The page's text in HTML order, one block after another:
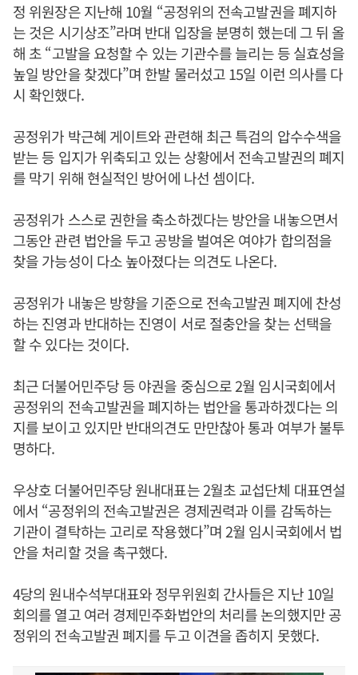
정 위원장은 지난해 10월 “공정위의 전속고발권을 폐지하
는 것은 시기상조”라며 반대 입장을 분명히 했는데 그 뒤 올
해 초 “고발을 요청할 수 있는 기관수를 늘리는 등 실효성을
높일 방안을 찾겠다”며 한발 물러섰고 15일 이런 의사를 다
시 확인했다.
공정위가 박근혜 게이트와 관련해 최근 특검의 압수수색을
받는 등 입지가 위축되고 있는 상황에서 전속고발권의 폐지
를 막기 위해 현실적인 방어에 나선 셈이다.
공정위가 스스로 권한을 축소하겠다는 방안을 내놓으면서
그동안 관련 법안을 두고 공방을 벌여온 여야가 합의점을
찾을 가능성이 다소 높아졌다는 의견도 나온다.
공정위가 내놓은 방향을 기준으로 전속고발권 폐지에 찬성
하는 진영과 반대하는 진영이 서로 절충안을 찾는 선택을
할 수 있다는 것이다.
최근 더불어민주당 등 야권을 중심으로 2월 임시국회에서
공정위의 전속고발권을 폐지하는 법안을 통과하겠다는 의
지를 보이고 있지만 반대의견도 만만찮아 통과 여부가 불투
명하다.
우상호 더불어민주당 원내대표는 2월초 교섭단체 대표연설
에서 “공정위의 전속고발권은 경제권력과 이를 감독하는
기관이 결탁하는 고리로 작용했다”며 2월 임시국회에서 법
안을 처리할 것을 촉구했다.
4당의 원내수석부대표와 정무위원회 간사들은 지난 10일
회의를 열고 여러 경제민주화법안의 처리를 논의했지만 공
정위의 전속고발권 폐지를 두고 이견을 좁히지 못했다.